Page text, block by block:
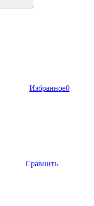
Избранное0
Сравнить